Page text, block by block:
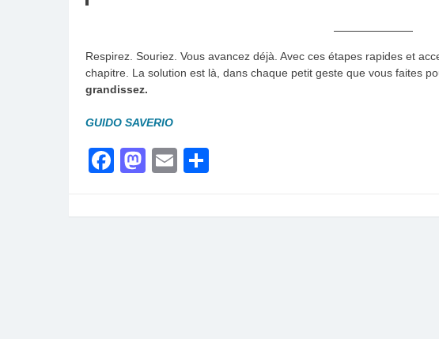
Respirez. Souriez. Vous avancez déjà. Avec ces étapes rapides et
chapitre. La solution est là, dans chaque petit geste que vous faites
grandissez.
GUIDO SAVERIO
Facebook
Mastodon
Email